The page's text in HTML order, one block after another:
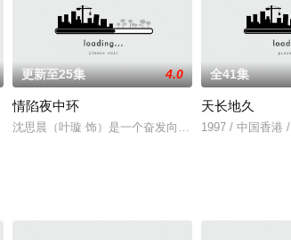
得角色表面上是个慈善商人,其实却是鬼子的走狗,正邪
更新至25集 4.0
情陷夜中环
沈思晨（叶璇 饰）是一个奋发向上的预备律师，却因
全41集
天长地久
1997 / 中国香港